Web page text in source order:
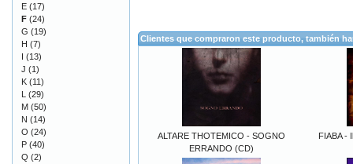
Clientes que compraron este producto, también
ALTARE THOTEMICO - SOGNO
ERRANDO (CD)
FIABA -
E (17)
F (24)
G (19)
H (7)
I (13)
J (1)
K (11)
L (29)
M (50)
N (14)
O (24)
P (40)
Q (2)